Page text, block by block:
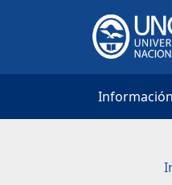
Información